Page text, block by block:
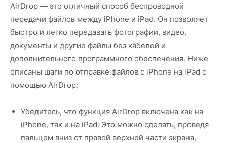
AirDrop — это отличный способ беспроводной
передачи файлов между iPhone и iPad. Он позволяет
быстро и легко передавать фотографии, видео,
документы и другие файлы без кабелей и
дополнительного программного обеспечения. Ниже
описаны шаги по отправке файлов с iPhone на iPad с
помощью AirDrop:
Убедитесь, что функция AirDrop включена как на
iPhone, так и на iPad. Это можно сделать, проведя
пальцем вниз от правой верхней части экрана,